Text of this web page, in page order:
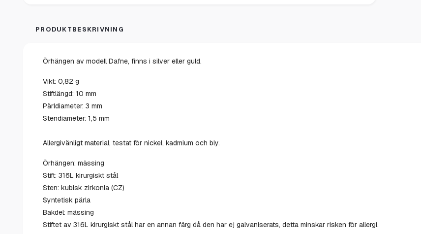
PRODUKTBESKRIVNING
Örhängen av modell Dafne, finns i silver eller guld.
Vikt: 0,82 g
Stiftlängd: 10 mm
Pärldiameter: 3 mm
Stendiameter: 1,5 mm
Allergivänligt material, testat för nickel, kadmium och bly.
Örhängen: mässing
Stift: 316L kirurgiskt stål
Sten: kubisk zirkonia (CZ)
Syntetisk pärla
Bakdel: mässing
Stiftet av 316L kirurgiskt stål har en annan färg då den har ej galvaniserats, detta minskar risken för allergi.